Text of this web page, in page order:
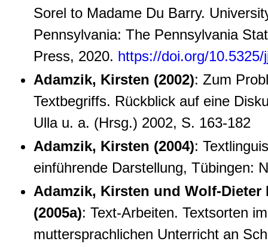
Sorel to Madame Du Barry.
Pennsylvania: The Pennsylvania
Press, 2020. https://doi.org/10.5325/
Adamzik, Kirsten (2002): Zum
Textbegriffs. Rückblick auf eine
Ulla u. a. (Hrsg.) 2002, S. 163-182
Adamzik, Kirsten (2004):
einführende Darstellung, Tübingen:
Adamzik, Kirsten und Wolf-Dieter
(2005a): Text-Arbeiten. Textsorten
muttersprachlichen Unterricht an